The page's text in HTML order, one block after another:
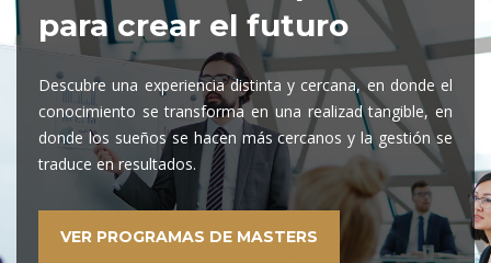
para crear el futuro
Descubre una experiencia distinta y cercana, en donde el
conocimiento se transforma en una realizad tangible, en
donde los sueños se hacen más cercanos y la gestión se
traduce en resultados.
VER PROGRAMAS DE MASTERS